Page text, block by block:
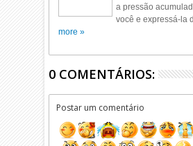
a pressão
você e expressá-la
more »
0 COMENTÁRIOS:
Postar um comentário